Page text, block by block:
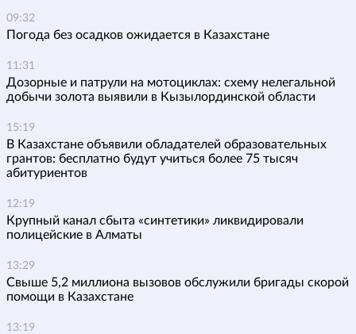
09:32
Погода без осадков ожидается в Казахстане
11:31
Дозорные и патрули на мотоциклах: схему нелегальной
добычи золота выявили в Кызылординской области
15:19
В Казахстане объявили обладателей образовательных
грантов: бесплатно будут учиться более 75 тысяч
абитуриентов
12:19
Крупный канал сбыта «синтетики» ликвидировали
полицейские в Алматы
13:29
Свыше 5,2 миллиона вызовов обслужили бригады скорой
помощи в Казахстане
13:19